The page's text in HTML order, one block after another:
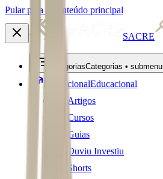
Pular para o conteúdo principal
SACRE
CategoriasCategorias • submenu
EducacionalEducacional
Artigos
Cursos
Guias
Ouviu Investiu
Shorts